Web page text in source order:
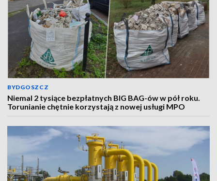
BYDGOSZCZ
Niemal 2 tysiące bezpłatnych BIG BAG-ów w pół roku.
Torunianie chętnie korzystają z nowej usługi MPO